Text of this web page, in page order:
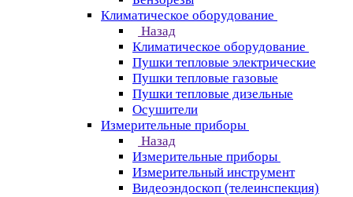
Климатическое оборудование
Назад
Климатическое оборудование
Пушки тепловые электрические
Пушки тепловые газовые
Пушки тепловые дизельные
Осушители
Измерительные приборы
Назад
Измерительные приборы
Измерительный инструмент
Видеоэндоскоп (телеинспекция)